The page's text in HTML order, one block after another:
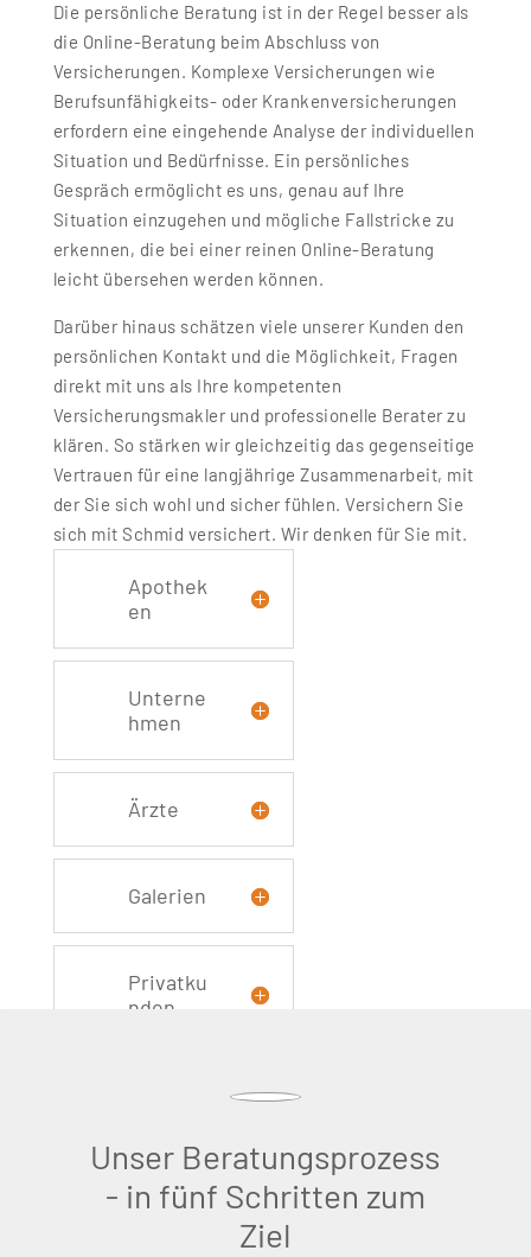
Die persönliche Beratung ist in der Regel besser als
die Online-Beratung beim Abschluss von
Versicherungen. Komplexe Versicherungen wie
Berufsunfähigkeits- oder Krankenversicherungen
erfordern eine eingehende Analyse der individuellen
Situation und Bedürfnisse. Ein persönliches
Gespräch ermöglicht es uns, genau auf Ihre
Situation einzugehen und mögliche Fallstricke zu
erkennen, die bei einer reinen Online-Beratung
leicht übersehen werden können.
Darüber hinaus schätzen viele unserer Kunden den
persönlichen Kontakt und die Möglichkeit, Fragen
direkt mit uns als Ihre kompetenten
Versicherungsmakler und professionelle Berater zu
klären. So stärken wir gleichzeitig das gegenseitige
Vertrauen für eine langjährige Zusammenarbeit, mit
der Sie sich wohl und sicher fühlen. Versichern Sie
sich mit Schmid versichert. Wir denken für Sie mit.
Apothek
en
Unterne
hmen
Ärzte
Galerien
Privatku
nden
Unser Beratungsprozess
- in fünf Schritten zum
Ziel